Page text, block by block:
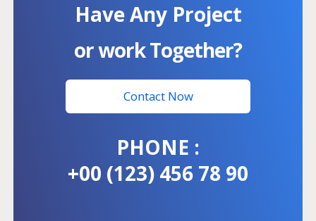
Have Any Project
or work Together?
Contact Now
PHONE :
+00 (123) 456 78 90